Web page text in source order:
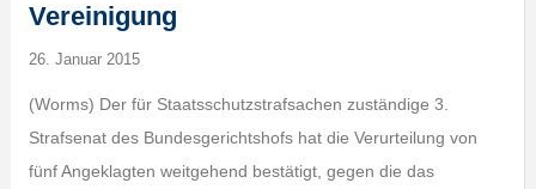
Vereinigung
26. Januar 2015
(Worms) Der für Staatsschutzstrafsachen zuständige 3.
Strafsenat des Bundesgerichtshofs hat die Verurteilung von
fünf Angeklagten weitgehend bestätigt, gegen die das